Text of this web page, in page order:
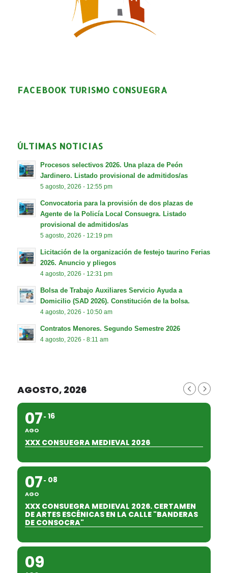
FACEBOOK TURISMO CONSUEGRA
ÚLTIMAS NOTICIAS
Procesos selectivos 2026. Una plaza de Peón
Jardinero. Listado provisional de admitidos/as
5 agosto, 2026 - 12:55 pm
Convocatoria para la provisión de dos plazas de
Agente de la Policía Local Consuegra. Listado
provisional de admitidos/as
5 agosto, 2026 - 12:19 pm
Licitación de la organización de festejo taurino Ferias
2026. Anuncio y pliegos
4 agosto, 2026 - 12:31 pm
Bolsa de Trabajo Auxiliares Servicio Ayuda a
Domicilio (SAD 2026). Constitución de la bolsa.
4 agosto, 2026 - 10:50 am
Contratos Menores. Segundo Semestre 2026
4 agosto, 2026 - 8:11 am
AGOSTO, 2026
07
AGO
16
XXX CONSUEGRA MEDIEVAL 2026
07
AGO
08
XXX CONSUEGRA MEDIEVAL 2026. CERTAMEN
DE ARTES ESCÉNICAS EN LA CALLE "BANDERAS
DE CONSOCRA"
09